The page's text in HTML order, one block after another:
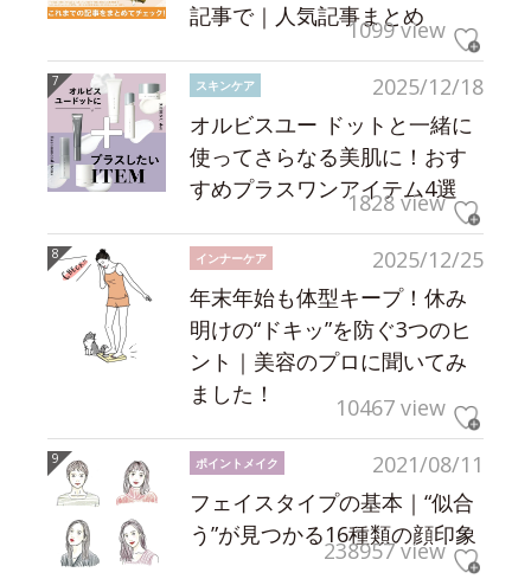
記事で｜人気記事まとめ
1099 view
2025/12/18
スキンケア
オルビスユー ドットと一緒に
使ってさらなる美肌に！おす
すめプラスワンアイテム4選
1828 view
2025/12/25
インナーケア
年末年始も体型キープ！休み
明けの“ドキッ”を防ぐ3つのヒ
ント｜美容のプロに聞いてみ
ました！
10467 view
2021/08/11
ポイントメイク
フェイスタイプの基本｜“似合
う”が見つかる16種類の顔印象
238957 view